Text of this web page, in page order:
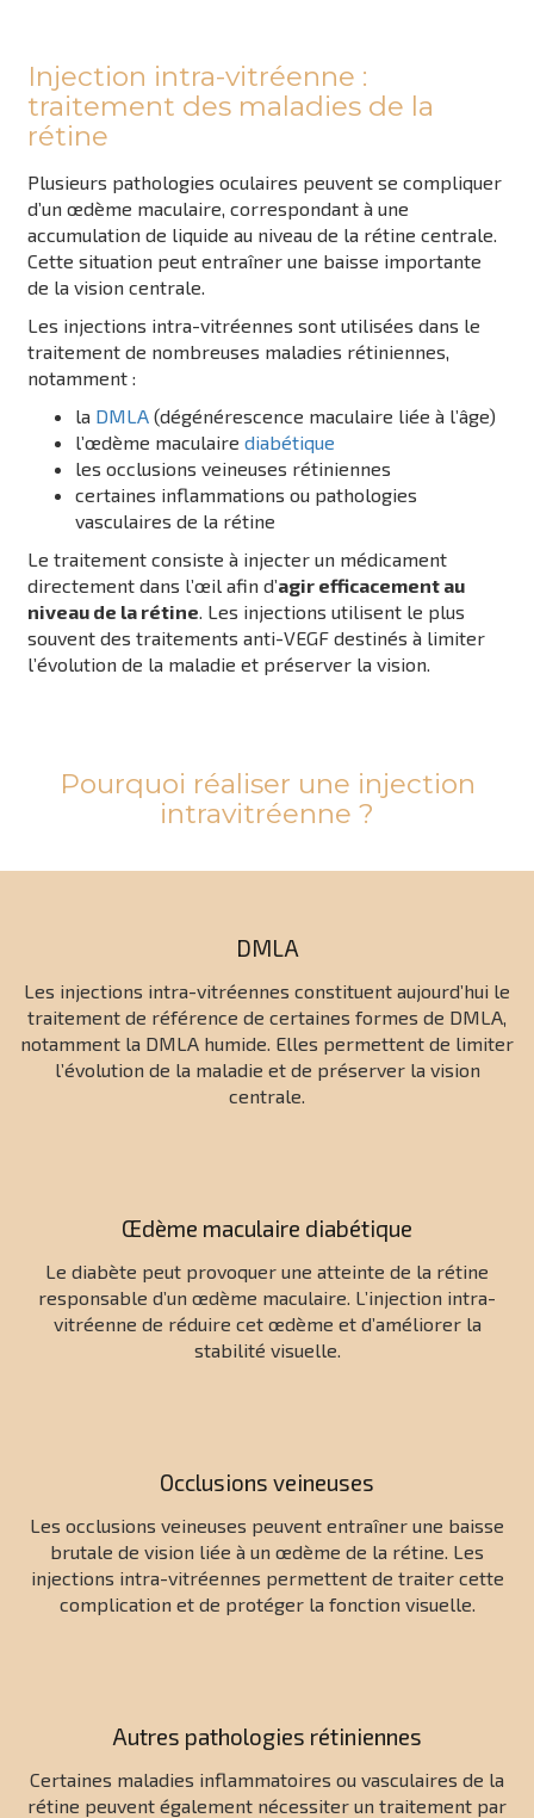
Injection intra-vitréenne :
traitement des maladies de la
rétine
Plusieurs pathologies oculaires peuvent se compliquer
d’un œdème maculaire, correspondant à une
accumulation de liquide au niveau de la rétine centrale.
Cette situation peut entraîner une baisse importante
de la vision centrale.
Les injections intra-vitréennes sont utilisées dans le
traitement de nombreuses maladies rétiniennes,
notamment :
la DMLA(dégénérescence maculaire liée à l’âge)
l’œdème maculaire diabétique
les occlusions veineuses rétiniennes
certaines inflammations ou pathologies
vasculaires de la rétine
Le traitement consiste à injecter un médicament
directement dans l’œil afin d’agir efficacement au
niveau de la rétine. Les injections utilisent le plus
souvent des traitements anti-VEGF destinés à limiter
l’évolution de la maladie et préserver la vision.
Pourquoi réaliser une injection
intravitréenne ?
DMLA
Les injections intra-vitréennes constituent aujourd’hui le
traitement de référence de certaines formes de DMLA,
notamment la DMLA humide. Elles permettent de limiter
l’évolution de la maladie et de préserver la vision
centrale.
Œdème maculaire diabétique
Le diabète peut provoquer une atteinte de la rétine
responsable d’un œdème maculaire. L’injection intra-
vitréenne de réduire cet œdème et d’améliorer la
stabilité visuelle.
Occlusions veineuses
Les occlusions veineuses peuvent entraîner une baisse
brutale de vision liée à un œdème de la rétine. Les
injections intra-vitréennes permettent de traiter cette
complication et de protéger la fonction visuelle.
Autres pathologies rétiniennes
Certaines maladies inflammatoires ou vasculaires de la
rétine peuvent également nécessiter un traitement par